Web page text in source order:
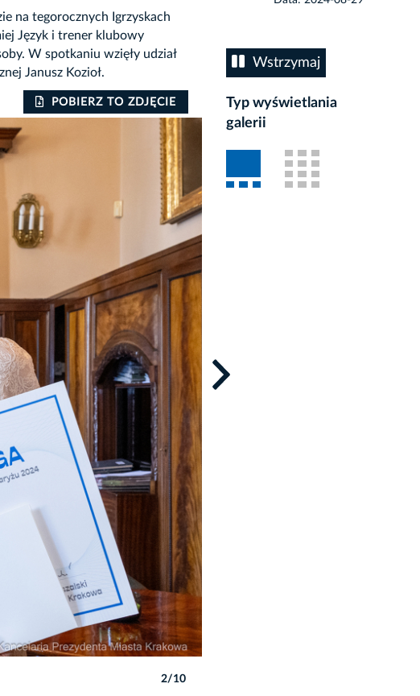
Wstrzymaj
Typ wyświetlania
galerii
na tegorocznych Igrzyskach
Język i trener klubowy
W spotkaniu wzięły udział
Janusz Kozioł.
POBIERZ TO ZDJĘCIE
2/10